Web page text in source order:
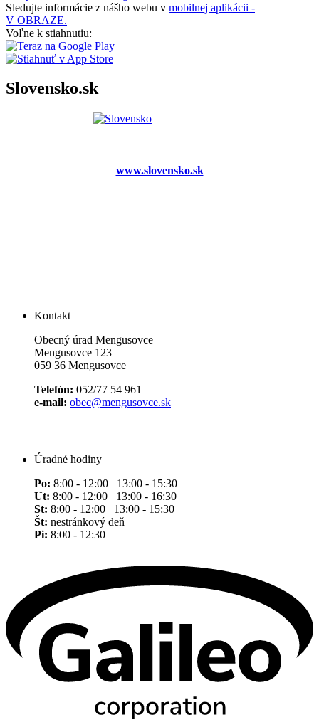
Sledujte informácie z nášho webu v mobilnej aplikácii -
V OBRAZE.
Voľne k stiahnutiu:
Slovensko.sk
www.slovensko.sk
Kontakt
Obecný úrad Mengusovce
Mengusovce 123
059 36 Mengusovce
Telefón: 052/77 54 961
e-mail: obec@mengusovce.sk
Úradné hodiny
Po: 8:00 - 12:00 13:00 - 15:30
Ut: 8:00 - 12:00 13:00 - 16:30
St: 8:00 - 12:00 13:00 - 15:30
Št: nestránkový deň
Pi: 8:00 - 12:30